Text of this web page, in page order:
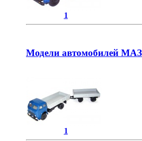
1
Модели автомобилей
1